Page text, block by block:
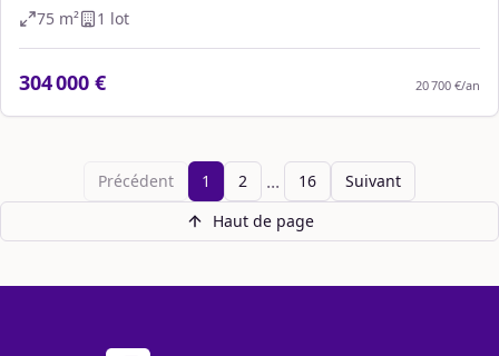
75 m² 1 lot
304 000 € 20 700 €/an
Précédent 1 2 ... 16
Suivant
Haut de page